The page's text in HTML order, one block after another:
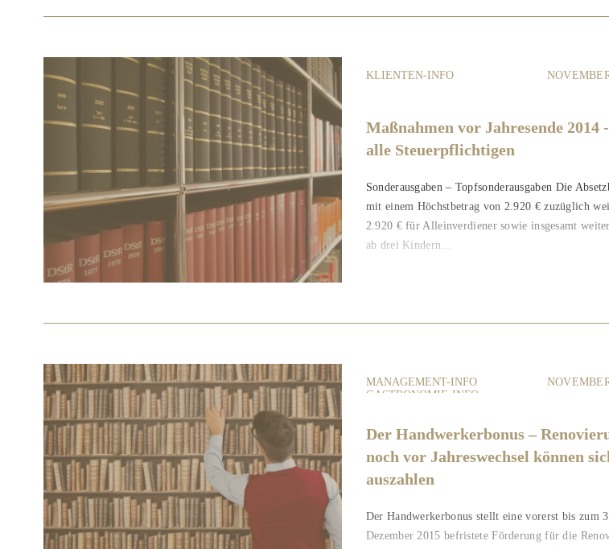
KLIENTEN-INFO
Maßnahmen vor Jahresende 2014
alle Steuerpflichtigen
Sonderausgaben – Topfsonderausgaben Die
mit einem Höchstbetrag von 2.920 € zuzüglich
2.920 € für Alleinverdiener sowie insgesamt
ab drei Kindern...
MANAGEMENT-INFO
GASTRONOMIE-INFO
Der Handwerkerbonus –
noch vor Jahreswechsel können
auszahlen
Der Handwerkerbonus stellt eine vorerst bis zum
Dezember 2015 befristete Förderung für die